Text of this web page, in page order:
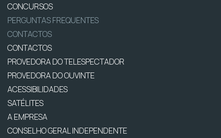
CONCURSOS
PERGUNTAS FREQUENTES
CONTACTOS
CONTACTOS
PROVEDORA DO TELESPECTADOR
PROVEDORA DO OUVINTE
ACESSIBILIDADES
SATÉLITES
A EMPRESA
CONSELHO GERAL INDEPENDENTE